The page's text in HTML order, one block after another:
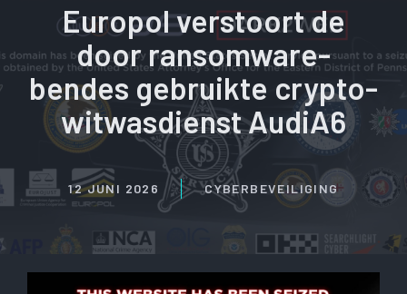
Europol verstoort de
door ransomware-
bendes gebruikte crypto-
witwasdienst AudiA6
12 JUNI 2026 CYBERBEVEILIGING